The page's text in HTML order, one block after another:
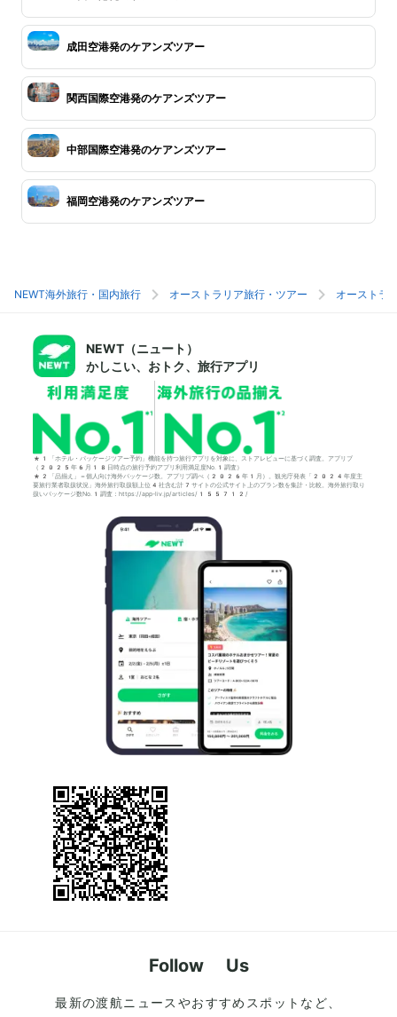
成田空港発のケアンズツアー
関西国際空港発のケアンズツアー
中部国際空港発のケアンズツアー
福岡空港発のケアンズツアー
NEWT海外旅行・国内旅行 オーストラリア旅行・ツアー オーストラ
NEWT（ニュート）
かしこい、おトク、旅行アプリ
*1「ホテル・パッケージツアー予約」機能を持つ旅行アプリを対象に、ストアレビューに基づく調査。アプリブ
（2025年6月18日時点の旅行予約アプリ利用満足度No.1調査）
*2「品揃え」＝個人向け海外パッケージ数。アプリブ調べ（2026年1月）。観光庁発表「2024年度主
要旅行業者取扱状況」海外旅行取扱額上位4社含む計7サイトの公式サイト上のプラン数を集計・比較。海外旅行取り
扱いパッケージ数No.1調査：https://app-liv.jp/articles/155712/
Follow Us
最新の渡航ニュースやおすすめスポットなど、